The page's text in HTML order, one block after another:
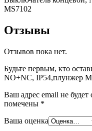
MS7102
Отзывы
Отзывов пока нет.
Будьте первым, кто
NO+NC, IP54,плунжер
Ваш адрес email не будет
помечены *
Ваша оценка